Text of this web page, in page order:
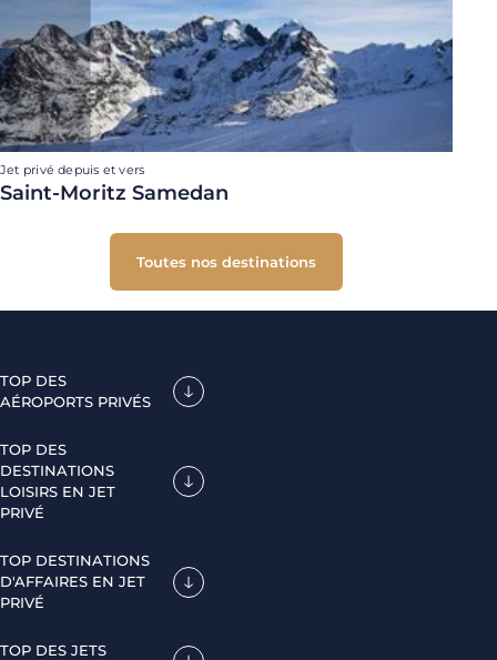
Jet privé depuis et vers
Saint-Moritz Samedan
Toutes nos destinations
TOP DES
AÉROPORTS PRIVÉS
TOP DES
DESTINATIONS
LOISIRS EN JET
PRIVÉ
TOP DESTINATIONS
D'AFFAIRES EN JET
PRIVÉ
TOP DES JETS